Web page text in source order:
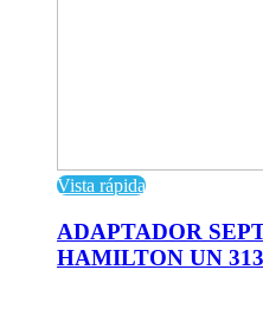
Vista rápida
ADAPTADOR
HAMILTON UN